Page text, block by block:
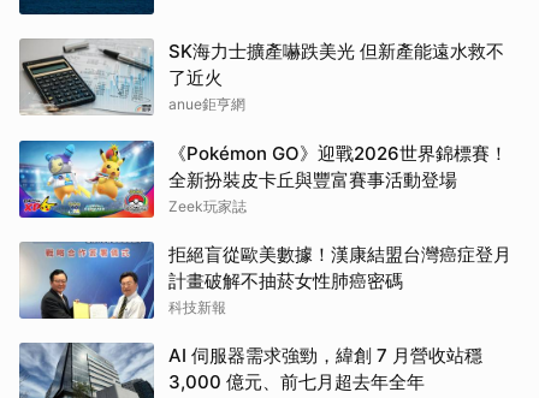
SK海力士擴產嚇跌美光 但新產能遠水救不
了近火
anue鉅亨網
《Pokémon GO》迎戰2026世界錦標賽！
全新扮裝皮卡丘與豐富賽事活動登場
Zeek玩家誌
拒絕盲從歐美數據！漢康結盟台灣癌症登月
計畫破解不抽菸女性肺癌密碼
科技新報
AI 伺服器需求強勁，緯創 7 月營收站穩
3,000 億元、前七月超去年全年